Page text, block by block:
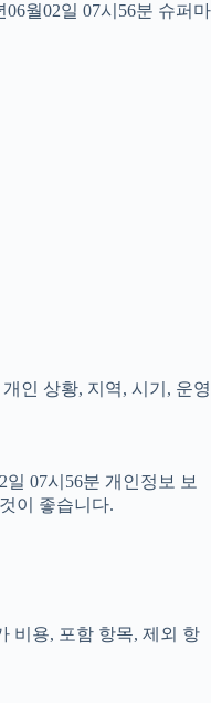
월02일 07시56분 슈퍼마
인 상황, 지역, 시기, 운영
07시56분 개인정보 보
이 좋습니다.
비용, 포함 항목, 제외 항